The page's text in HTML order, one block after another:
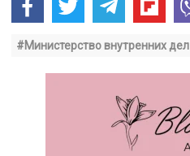
#Министерство внутренних дел